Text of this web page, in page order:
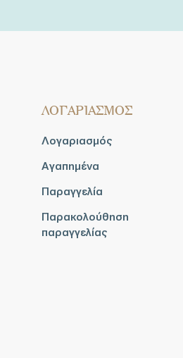
ΛΟΓΑΡΙΑΣΜΟΣ
Λογαριασμός
Αγαπημένα
Παραγγελία
Παρακολούθηση
παραγγελίας